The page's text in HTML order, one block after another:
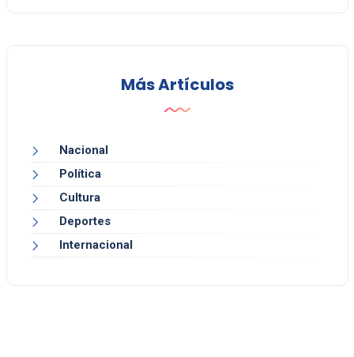
Más Artículos
Nacional
Política
Cultura
Deportes
Internacional